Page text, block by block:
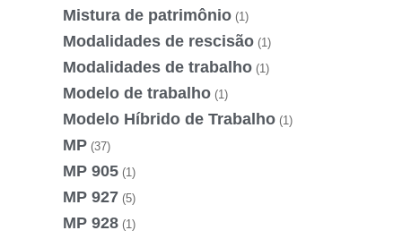
Mistura de patrimônio (1)
Modalidades de rescisão (1)
Modalidades de trabalho (1)
Modelo de trabalho (1)
Modelo Híbrido de Trabalho (1)
MP (37)
MP 905 (1)
MP 927 (5)
MP 928 (1)